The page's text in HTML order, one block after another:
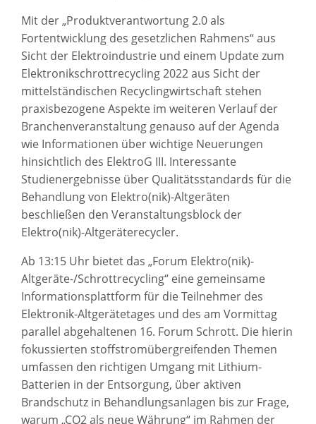
Mit der „Produktverantwortung 2.0 als
Fortentwicklung des gesetzlichen Rahmens“ aus
Sicht der Elektroindustrie und einem Update zum
Elektronikschrottrecycling 2022 aus Sicht der
mittelständischen Recyclingwirtschaft stehen
praxisbezogene Aspekte im weiteren Verlauf der
Branchenveranstaltung genauso auf der Agenda
wie Informationen über wichtige Neuerungen
hinsichtlich des ElektroG III. Interessante
Studienergebnisse über Qualitätsstandards für die
Behandlung von Elektro(nik)-Altgeräten
beschließen den Veranstaltungsblock der
Elektro(nik)-Altgeräterecycler.
Ab 13:15 Uhr bietet das „Forum Elektro(nik)-
Altgeräte-/Schrottrecycling“ eine gemeinsame
Informationsplattform für die Teilnehmer des
Elektronik-Altgerätetages und des am Vormittag
parallel abgehaltenen 16. Forum Schrott. Die hierin
fokussierten stoffstromübergreifenden Themen
umfassen den richtigen Umgang mit Lithium-
Batterien in der Entsorgung, über aktiven
Brandschutz in Behandlungsanlagen bis zur Frage,
warum „CO2 als neue Währung“ im Rahmen der